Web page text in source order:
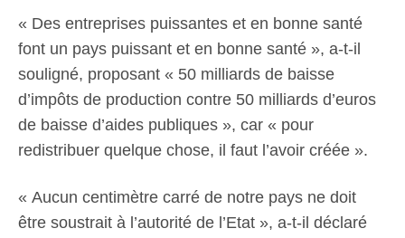
« Des entreprises puissantes et en bonne santé
font un pays puissant et en bonne santé », a-t-il
souligné, proposant « 50 milliards de baisse
d’impôts de production contre 50 milliards d’euros
de baisse d’aides publiques », car « pour
redistribuer quelque chose, il faut l’avoir créée ».
« Aucun centimètre carré de notre pays ne doit
être soustrait à l’autorité de l’Etat », a-t-il déclaré